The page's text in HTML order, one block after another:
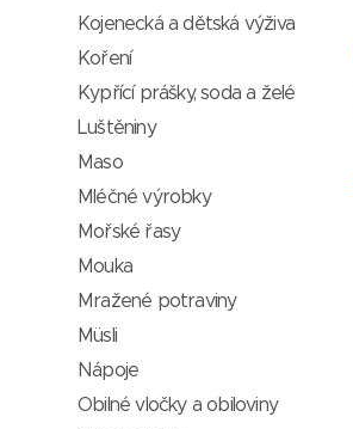
Kojenecká a dětská výživa
Koření
Kypřící prášky, soda a želé
Luštěniny
Maso
Mléčné výrobky
Mořské řasy
Mouka
Mražené potraviny
Müsli
Nápoje
Obilné vločky a obiloviny